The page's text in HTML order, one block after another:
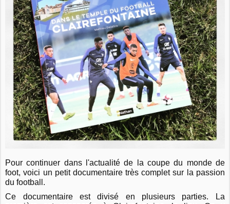
Pour continuer dans l'actualité de la coupe du monde de
foot, voici un petit documentaire très complet sur la passion
du football.
Ce documentaire est divisé en plusieurs parties. La